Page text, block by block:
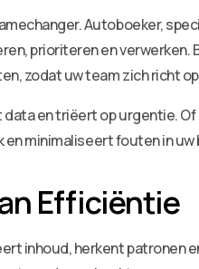
Autoboeker,
prioriteren en verwerken.
zodat uw team zich richt
en triëert op urgentie.
minimaliseert fouten in
Efficiëntie
inhoud, herkent patronen